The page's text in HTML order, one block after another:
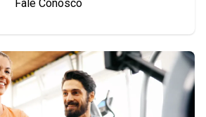
Fale Conosco